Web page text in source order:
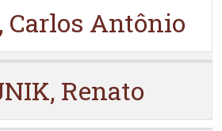
Carlos Antônio
Renato